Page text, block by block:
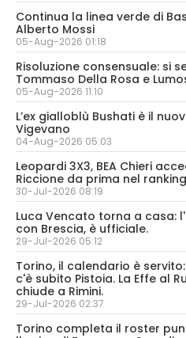
Continua la linea verde di
Alberto Mossi
05-Aug-2026 01:18
Risoluzione consensuale: si
Tommaso Della Rosa e
05-Aug-2026 11:10
L’ex gialloblù Bushati è il
Vigevano
04-Aug-2026 05:03
Leopardi 3X3, BEA Chieri
Riccione da prima nel
30-Jul-2026 08:19
Luca Vencato torna a casa:
con Brescia, è ufficiale.
29-Jul-2026 05:12
Torino, il calendario è
c'è subito Pistoia. La Effe al
chiude a Rimini.
29-Jul-2026 02:37
Torino completa il roster